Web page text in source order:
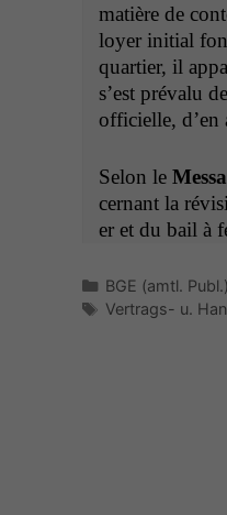
matière de
loy­er ini­tial
quarti­er, il
s’est pré­valu
offi­cielle,
Selon le
cer­nant la
er et du bail à
Kategorien
BGE (amtl. Publ.)
Schlagwörter
Vertrags- u.